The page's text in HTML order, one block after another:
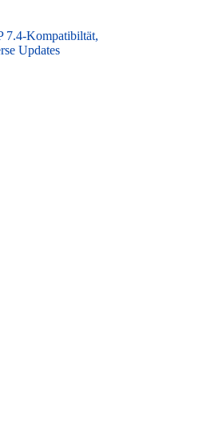
7.4-Kompatibiltät,
Updates